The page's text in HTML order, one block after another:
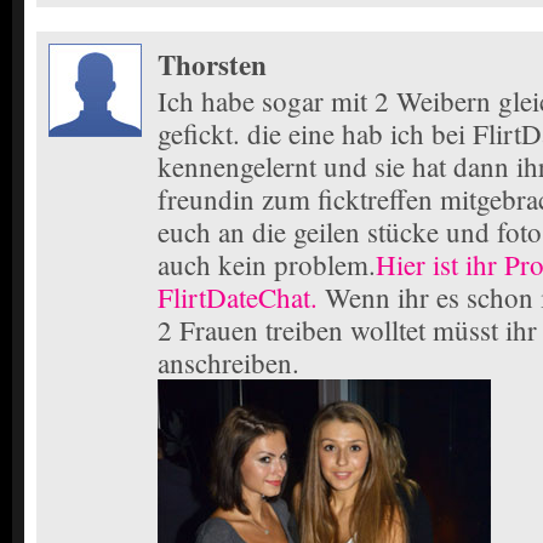
Thorsten
Ich habe sogar mit 2 Weibern
gefickt. die eine hab ich bei
kennengelernt und sie hat dann
freundin zum ficktreffen
euch an die geilen stücke und
auch kein problem.Hier ist ihr
FlirtDateChat. Wenn ihr es
2 Frauen treiben wolltet müsst ihr
anschreiben.